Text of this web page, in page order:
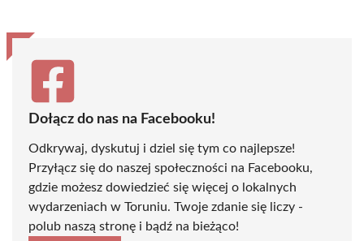
Dołącz do nas na Facebooku!
Odkrywaj, dyskutuj i dziel się tym co najlepsze!
Przyłącz się do naszej społeczności na Facebooku,
gdzie możesz dowiedzieć się więcej o lokalnych
wydarzeniach w Toruniu. Twoje zdanie się liczy -
polub naszą stronę i bądź na bieżąco!